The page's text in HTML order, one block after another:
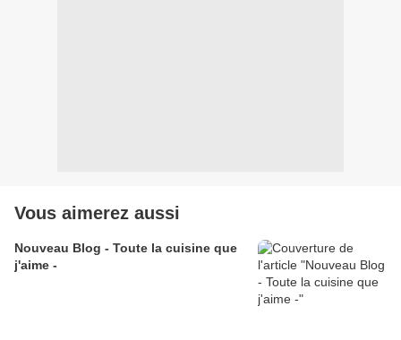
Vous aimerez aussi
Nouveau Blog - Toute la cuisine que
j'aime -